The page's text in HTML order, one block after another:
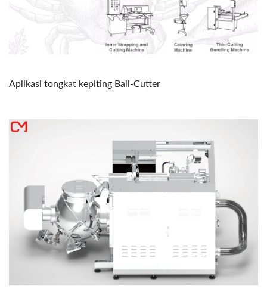
Aplikasi tongkat kepiting Ball-Cutter